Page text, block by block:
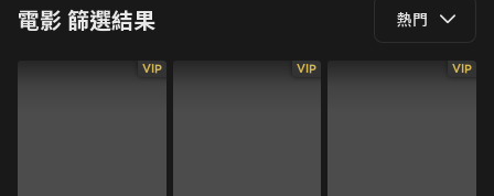
電影篩選結果 熱門
VIP VIP VIP